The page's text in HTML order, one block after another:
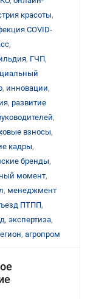
красоты,
COVID-
,
, ГЧП,
, инновации,
, развитие
,
взносы,
кадры,
бренды,
момент,
, менеджмент
ПТПП,
, экспертиза,
, агропром